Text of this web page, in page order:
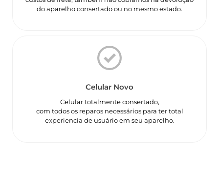
do aparelho consertado ou no mesmo estado.
Celular Novo
Celular totalmente consertado,
com todos os reparos necessários para ter total
experiencia de usuário em seu aparelho.